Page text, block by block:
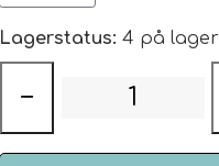
Urte & Frugt teer
Lagerstatus: 4 på lager
−